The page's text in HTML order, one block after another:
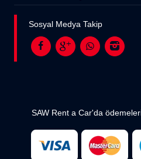
Sosyal Medya Takip
SAW Rent a Car'da